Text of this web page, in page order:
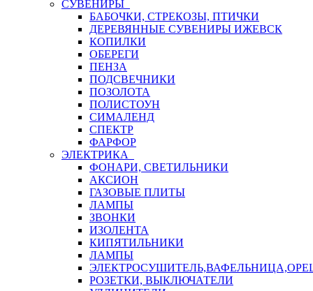
СУВЕНИРЫ
БАБОЧКИ, СТРЕКОЗЫ, ПТИЧКИ
ДЕРЕВЯННЫЕ СУВЕНИРЫ ИЖЕВСК
КОПИЛКИ
ОБЕРЕГИ
ПЕНЗА
ПОДСВЕЧНИКИ
ПОЗОЛОТА
ПОЛИСТОУН
СИМАЛЕНД
СПЕКТР
ФАРФОР
ЭЛЕКТРИКА
ФОНАРИ, СВЕТИЛЬНИКИ
АКСИОН
ГАЗОВЫЕ ПЛИТЫ
ЛАМПЫ
ЗВОНКИ
ИЗОЛЕНТА
КИПЯТИЛЬНИКИ
ЛАМПЫ
РОЗЕТКИ, ВЫКЛЮЧАТЕЛИ